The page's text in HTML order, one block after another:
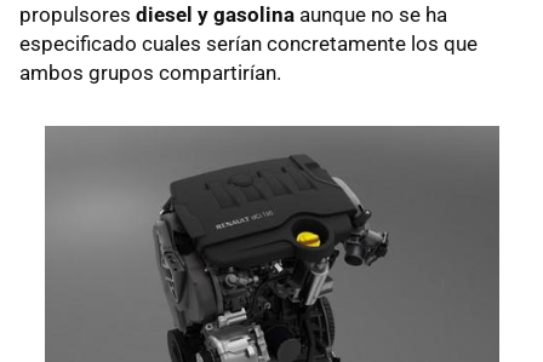
propulsores diesel y gasolina aunque no se ha
especificado cuales serían concretamente los que
ambos grupos compartirían.